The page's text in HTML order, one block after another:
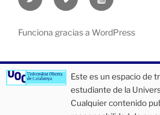
UOC
UOC
UOC
Funciona gracias a WordPress
Este es un espacio de
estudiante de la
Cualquier contenido